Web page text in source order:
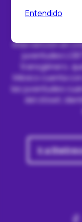
Entendido
intervención en
juventudes
transgénero,
México cuenta
las juventudes
del clóset,
Ir a